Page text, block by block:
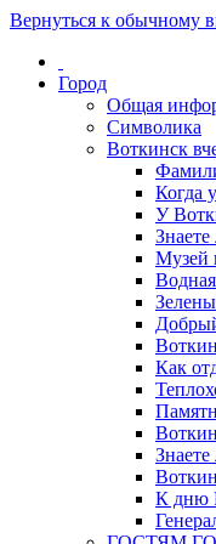
Вернуться к обычному
Город
Общая
Символика
Воткинск
Когда
У
Музей
Как
К дню